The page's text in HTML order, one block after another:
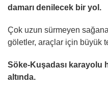
damarı denilecek bir yol.
Çok uzun sürmeyen
göletler, araçlar için büyük
Söke-Kuşadası karayolu
altında.